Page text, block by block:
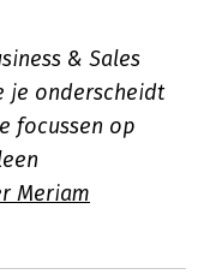
& Sales
je onderscheidt
focussen op
Meriam